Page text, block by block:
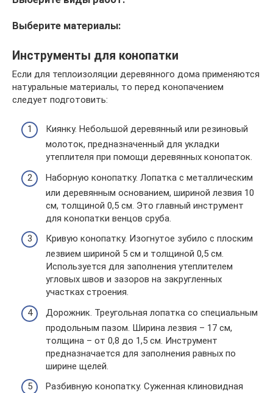
Выберите материалы:
Инструменты для конопатки
Если для теплоизоляции деревянного дома применяются
натуральные материалы, то перед конопачением
следует подготовить:
Киянку. Небольшой деревянный или резиновый
молоток, предназначенный для укладки
утеплителя при помощи деревянных конопаток.
Наборную конопатку. Лопатка с металлическим
или деревянным основанием, шириной лезвия 10
см, толщиной 0,5 см. Это главный инструмент
для конопатки венцов сруба.
Кривую конопатку. Изогнутое зубило с плоским
лезвием шириной 5 см и толщиной 0,5 см.
Используется для заполнения утеплителем
угловых швов и зазоров на закругленных
участках строения.
Дорожник. Треугольная лопатка со специальным
продольным пазом. Ширина лезвия – 17 см,
толщина – от 0,8 до 1,5 см. Инструмент
предназначается для заполнения равных по
ширине щелей.
Разбивную конопатку. Суженная клиновидная